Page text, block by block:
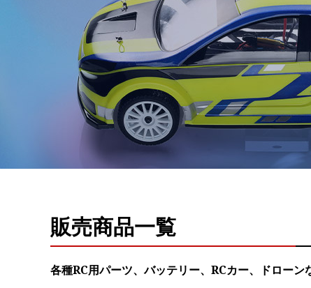
販売商品一覧
各種RC用パーツ、バッテリー、RCカー、ドローン